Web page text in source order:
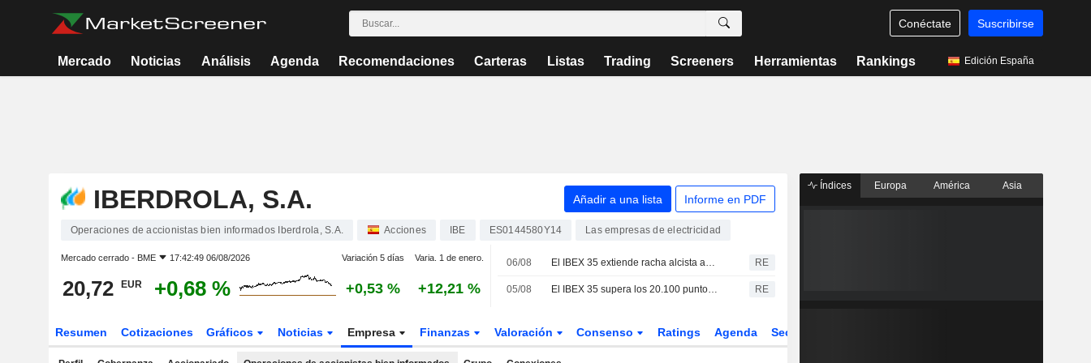
Conéctate Suscribirse
Mercado Noticias Análisis Agenda Recomendaciones Carteras Listas Trading Screeners Herramientas Rankings Edición España
IBERDROLA, S.A. Añadir a una lista Informe en PDF
Operaciones de accionistas bien informados Iberdrola, S.A. Acciones IBE ES0144580Y14 Las empresas de electricidad
Mercado cerrado - BME 17:42:49 06/08/2026 Variación 5 días Varia. 1 de enero.
20,72 EUR +0,68 % +0,53 % +12,21 %
06/08 El IBEX 35 extiende racha alcista ante las esperanzas de acuerdo entre EEUU e Irán RE
05/08 El IBEX 35 supera los 20.100 puntos con la mirada en el sector tecnológico y la geopolítica RE
Resumen Cotizaciones Gráficos Noticias Empresa Finanzas Valoración Consenso Ratings Agenda Sector
Índices Europa América Asia